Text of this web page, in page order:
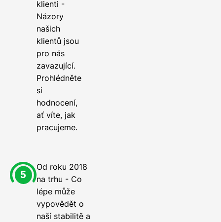
klienti -
Názory
našich
klientů jsou
pro nás
zavazující.
Prohlédněte
si
hodnocení,
ať víte, jak
pracujeme.
Od roku 2018
na trhu - Co
lépe může
vypovědět o
naší stabilitě a